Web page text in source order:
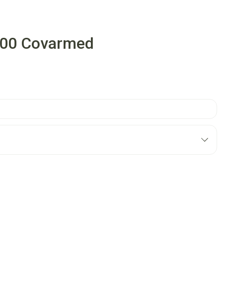
Covarmed